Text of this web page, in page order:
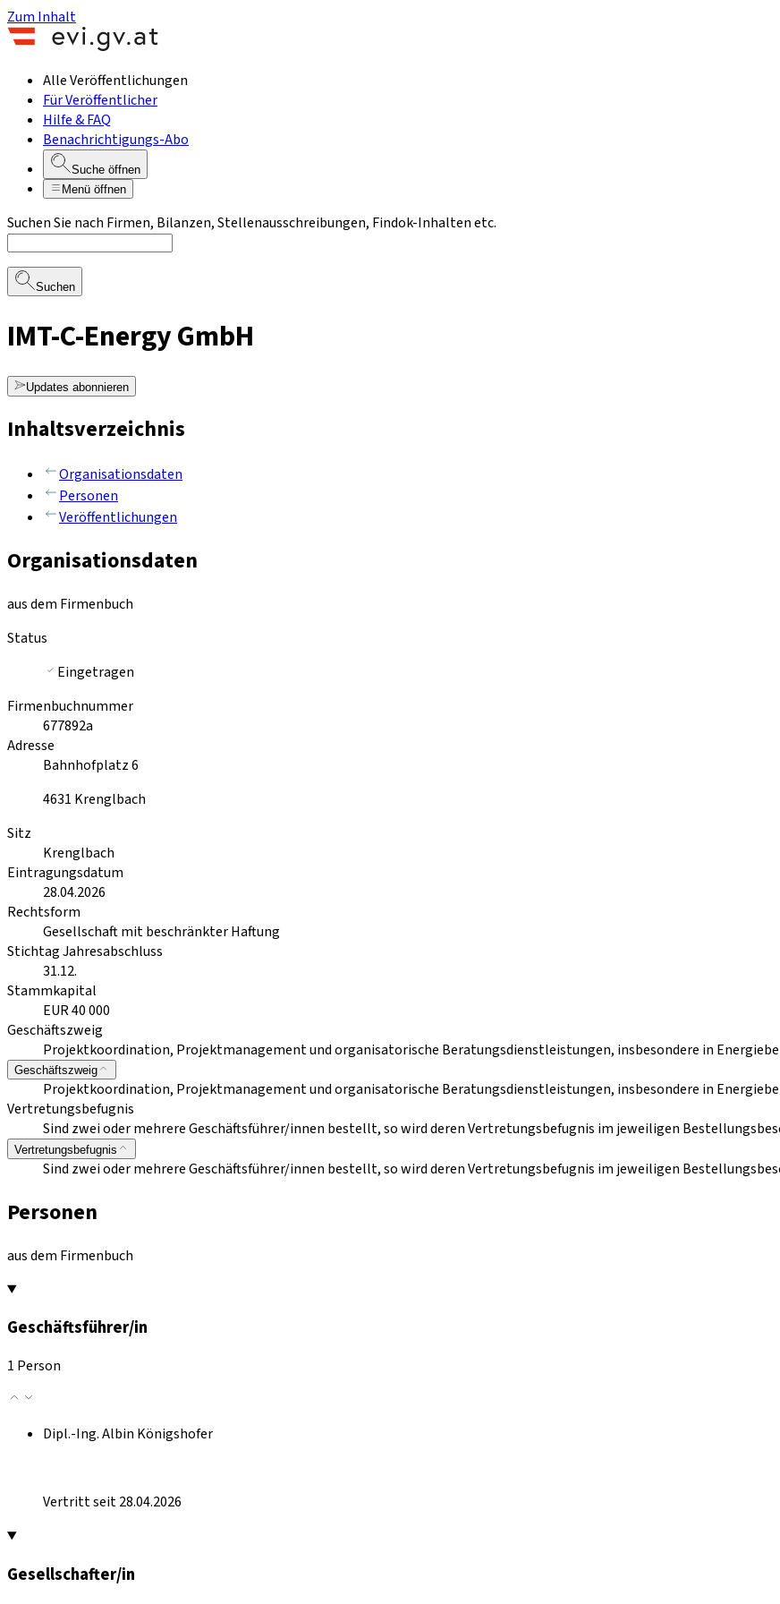
Zum Inhalt
Alle Veröffentlichungen
Für Veröffentlicher
Hilfe & FAQ
Benachrichtigungs-Abo
Suche öffnen
Menü öffnen
Suchen Sie nach Firmen, Bilanzen, Stellenausschreibungen, Findok-Inhalten etc.
Suchen
IMT-C-Energy GmbH
Updates abonnieren
Inhaltsverzeichnis
Organisationsdaten
Personen
Veröffentlichungen
Organisationsdaten
aus dem Firmenbuch
Status
Eingetragen
Firmenbuchnummer
677892a
Adresse
Bahnhofplatz 6
4631 Krenglbach
Sitz
Krenglbach
Eintragungsdatum
28.04.2026
Rechtsform
Gesellschaft mit beschränkter Haftung
Stichtag Jahresabschluss
31.12.
Stammkapital
EUR 40 000
Geschäftszweig
Projektkoordination, Projektmanagement und organisatorische Beratungsdienstleistungen, insbesondere in
Geschäftszweig
Projektkoordination, Projektmanagement und organisatorische Beratungsdienstleistungen, insbesondere in
Vertretungsbefugnis
Sind zwei oder mehrere Geschäftsführer/innen bestellt, so wird deren Vertretungsbefugnis im jeweiligen
Vertretungsbefugnis
Sind zwei oder mehrere Geschäftsführer/innen bestellt, so wird deren Vertretungsbefugnis im jeweiligen
Personen
aus dem Firmenbuch
Geschäftsführer/in
1 Person
Dipl.-Ing. Albin Königshofer
Vertritt seit 28.04.2026
Gesellschafter/in